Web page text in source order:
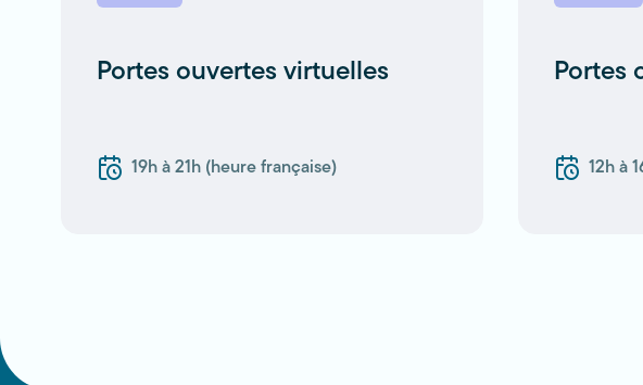
Portes ouvertes virtuelles
19h à 21h (heure française)
Portes
12h à